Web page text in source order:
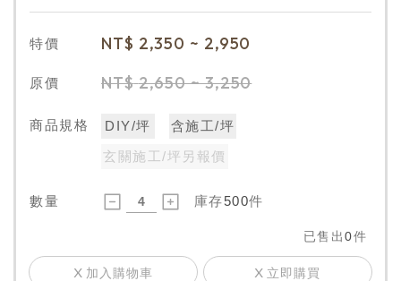
特價 NT$ 2,350 ~ 2,950
原價 NT$ 2,650 ~ 3,250
商品規格 DIY/坪
含施工/坪
玄關施工/坪另報價
數量 庫存500件
已售出0件
加入購物車 立即購買